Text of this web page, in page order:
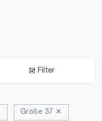
Filter
Größe 37 ✕